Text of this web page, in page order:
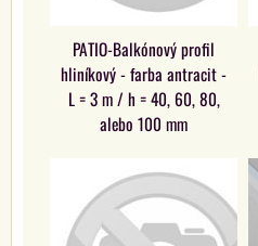
PATIO-Balkónový profil
hliníkový - farba antracit -
L = 3 m / h = 40, 60, 80,
alebo 100 mm